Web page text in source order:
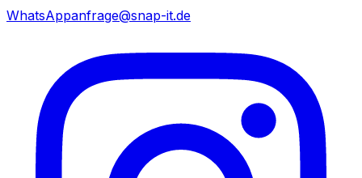
WhatsAppanfrage@snap-it.de